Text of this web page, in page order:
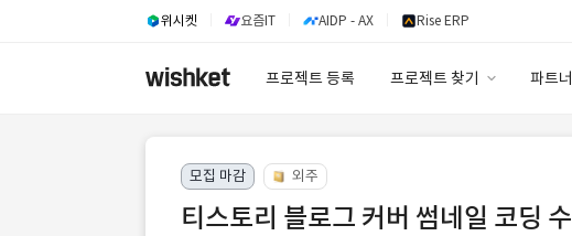
위시켓 요즘IT AIDP - AX Rise ERP
프로젝트 등록 프로젝트 찾기 파트
모집 마감 외주
티스토리 블로그 커버 썸네일 코딩